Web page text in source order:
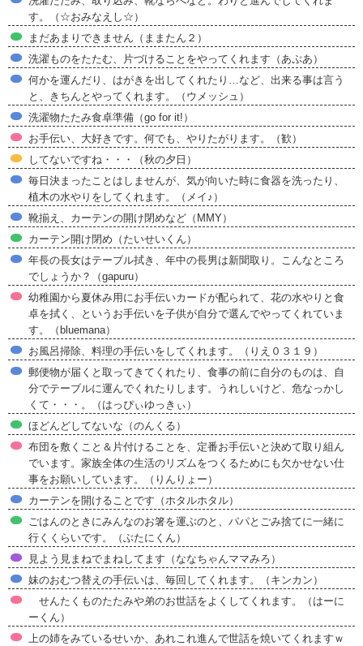
す。（☆おみなえし☆）
まだあまりできません（ままたん２）
洗濯ものをたたむ、片づけることをやってくれます（あぷあ）
何かを運んだり、はがきを出してくれたり…など、出来る事は言う
と、きちんとやってくれます。（ウメッシュ）
洗濯物たたみ食卓準備（go for it!）
お手伝い、大好きです。何でも、やりたがります。（歓）
してないですね・・・（秋の夕日）
毎日決まったことはしませんが、気が向いた時に食器を洗ったり、
植木の水やりをしてくれます。（メイ♪）
靴揃え、カーテンの開け閉めなど（MMY）
カーテン開け閉め（たいせいくん）
年長の長女はテーブル拭き、年中の長男は新聞取り。こんなところ
でしょうか？（gapuru）
幼稚園から夏休み用にお手伝いカードが配られて、花の水やりと食
卓を拭く、というお手伝いを子供が自分で選んでやってくれていま
す。（bluemana）
お風呂掃除、料理の手伝いをしてくれます。（りえ０３１９）
郵便物が届くと取ってきてくれたり、食事の前に自分のものは、自
分でテーブルに運んでくれたりします。うれしいけど、危なっかし
くて・・・。（はっぴぃゆっきぃ）
ほどんどしてないな（のんくる）
布団を敷くこと＆片付けることを、定番お手伝いと決めて取り組ん
でいます。家族全体の生活のリズムをつくるためにも欠かせない仕
事をお願いしています。（りんりょー）
カーテンを開けることです（ホタルホタル）
ごはんのときにみんなのお箸を運ぶのと、パパとごみ捨てに一緒に
行くくらいです。（ぶたにくん）
見よう見まねでまねしてます（ななちゃんママみろ）
妹のおむつ替えの手伝いは、毎回してくれます。（キンカン）
せんたくものたたみや弟のお世話をよくしてくれます。（はーに
ーくん）
上の姉をみているせいか、あれこれ進んで世話を焼いてくれますｗ